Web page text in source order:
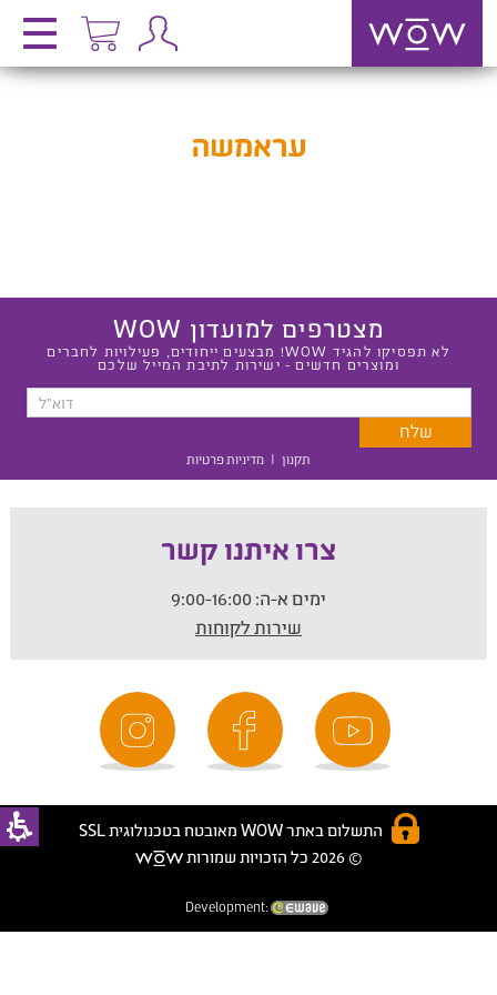
עראמשה
מצטרפים למועדון WOW
לא תפסיקו להגיד WOW! מבצעים ייחודים, פעילויות לחברים
ומוצרים חדשים - ישירות לתיבת המייל שלכם
תקנון | מדיניות פרטיות
צרו איתנו קשר
ימים א-ה:
שירות לקוחות
התשלום באתר WOW מאובטח בטכנולוגית SSL
© 2026 כל הזכויות שמורות
Development: